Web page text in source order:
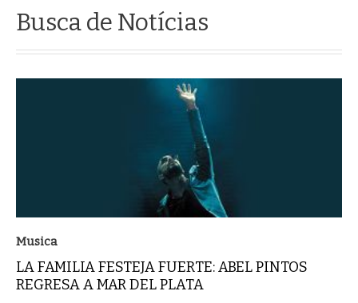
Busca de Notícias
Musica
LA FAMILIA FESTEJA FUERTE: ABEL PINTOS
REGRESA A MAR DEL PLATA